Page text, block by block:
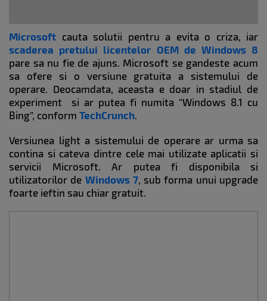
Microsoft cauta solutii pentru a evita o criza, iar
scaderea pretului licentelor OEM de Windows 8
pare sa nu fie de ajuns. Microsoft se gandeste acum
sa ofere si o versiune gratuita a sistemului de
operare. Deocamdata, aceasta e doar in stadiul de
experiment si ar putea fi numita “Windows 8.1 cu
Bing”, conform TechCrunch.
Versiunea light a sistemului de operare ar urma sa
contina si cateva dintre cele mai utilizate aplicatii si
servicii Microsoft. Ar putea fi disponibila si
utilizatorilor de Windows 7, sub forma unui upgrade
foarte ieftin sau chiar gratuit.